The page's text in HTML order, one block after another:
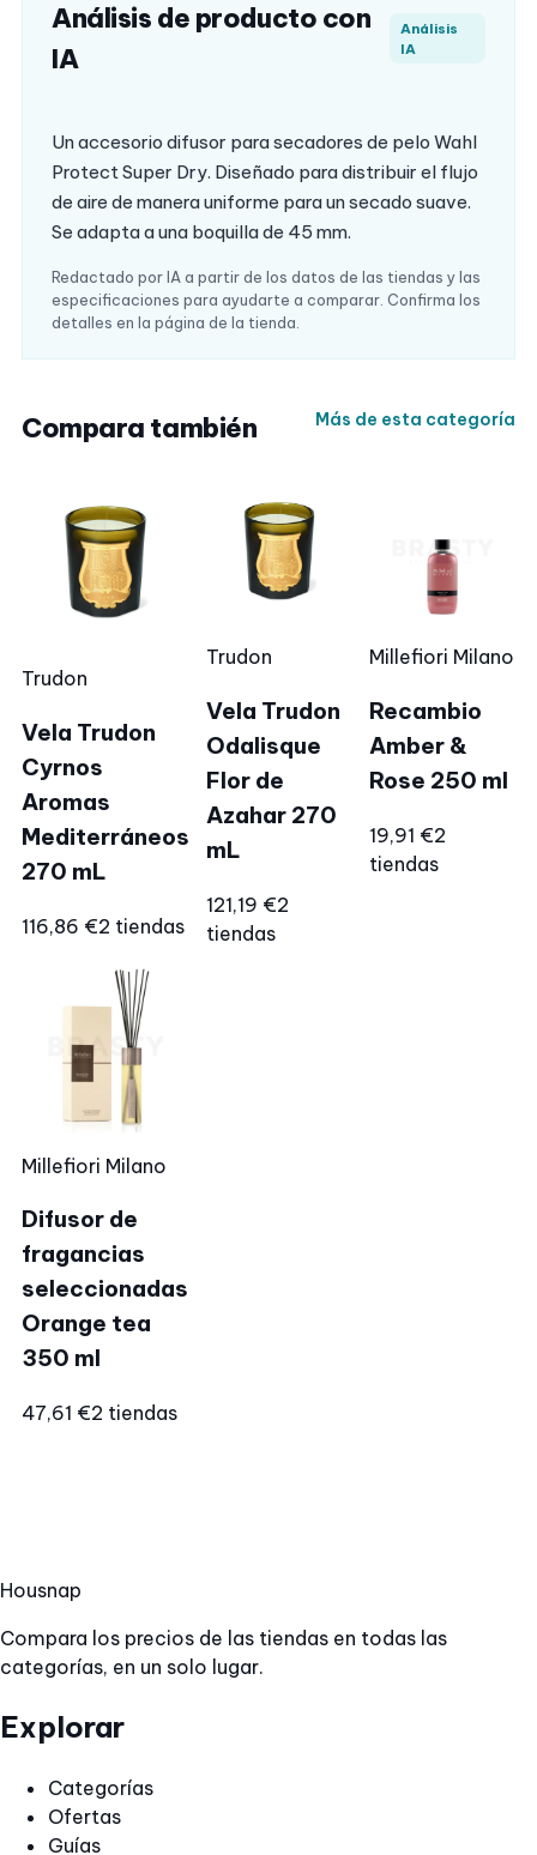
Análisis de producto con
IA
Análisis
IA
Un accesorio difusor para secadores de pelo Wahl
Protect Super Dry. Diseñado para distribuir el flujo
de aire de manera uniforme para un secado suave.
Se adapta a una boquilla de 45 mm.
Redactado por IA a partir de los datos de las tiendas y las
especificaciones para ayudarte a comparar. Confirma los
detalles en la página de la tienda.
Compara también Más de esta categoría
Trudon
Vela Trudon
Cyrnos
Aromas
Mediterráneos
270 mL
116,86 €2 tiendas
Trudon
Vela Trudon
Odalisque
Flor de
Azahar 270
mL
121,19 €2
tiendas
Millefiori Milano
Recambio
Amber &
Rose 250 ml
19,91 €2
tiendas
Millefiori Milano
Difusor de
fragancias
seleccionadas
Orange tea
350 ml
47,61 €2 tiendas
Housnap
Compara los precios de las tiendas en todas las
categorías, en un solo lugar.
Explorar
Categorías
Ofertas
Guías